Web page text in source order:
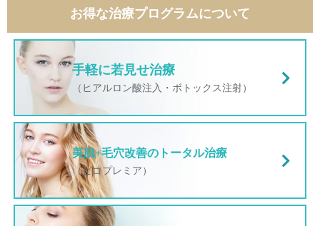
お得な治療プログラムについて
手軽に若見せ治療
（ヒアルロン酸注入・ボトックス注射）
美肌+毛穴改善のトータル治療
（ピコプレミア）